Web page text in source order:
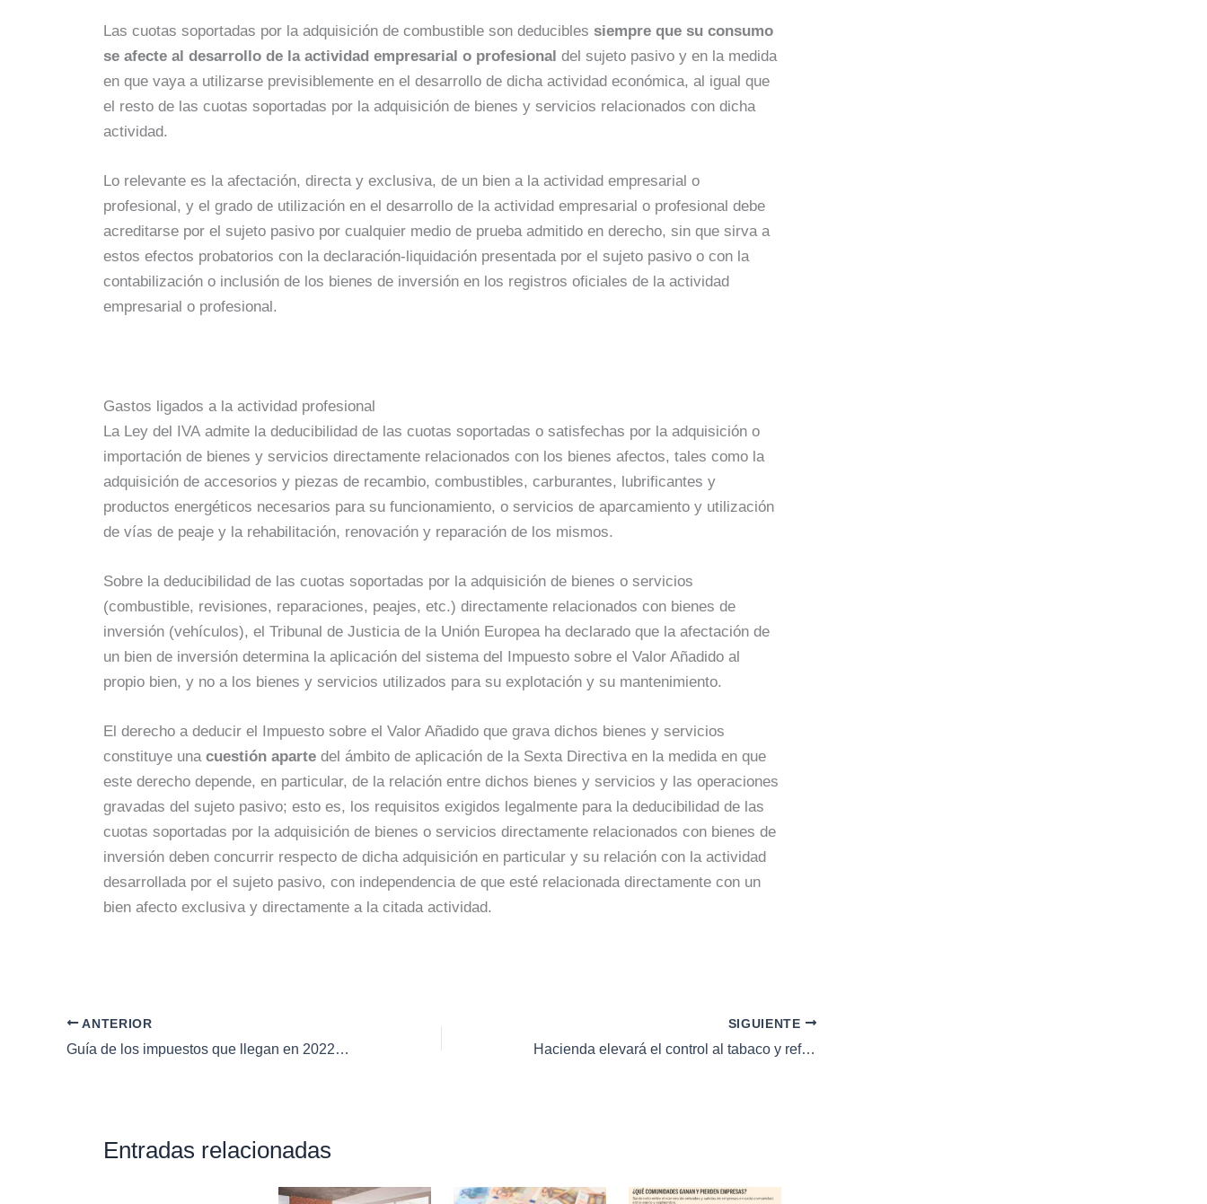
Las cuotas soportadas por la adquisición de combustible son deducibles siempre que su consumo
se afecte al desarrollo de la actividad empresarial o profesional del sujeto pasivo y en la medida
en que vaya a utilizarse previsiblemente en el desarrollo de dicha actividad económica, al igual que
el resto de las cuotas soportadas por la adquisición de bienes y servicios relacionados con dicha
actividad.
Lo relevante es la afectación, directa y exclusiva, de un bien a la actividad empresarial o
profesional, y el grado de utilización en el desarrollo de la actividad empresarial o profesional debe
acreditarse por el sujeto pasivo por cualquier medio de prueba admitido en derecho, sin que sirva a
estos efectos probatorios con la declaración-liquidación presentada por el sujeto pasivo o con la
contabilización o inclusión de los bienes de inversión en los registros oficiales de la actividad
empresarial o profesional.
Gastos ligados a la actividad profesional
La Ley del IVA admite la deducibilidad de las cuotas soportadas o satisfechas por la adquisición o
importación de bienes y servicios directamente relacionados con los bienes afectos, tales como la
adquisición de accesorios y piezas de recambio, combustibles, carburantes, lubrificantes y
productos energéticos necesarios para su funcionamiento, o servicios de aparcamiento y utilización
de vías de peaje y la rehabilitación, renovación y reparación de los mismos.
Sobre la deducibilidad de las cuotas soportadas por la adquisición de bienes o servicios
(combustible, revisiones, reparaciones, peajes, etc.) directamente relacionados con bienes de
inversión (vehículos), el Tribunal de Justicia de la Unión Europea ha declarado que la afectación de
un bien de inversión determina la aplicación del sistema del Impuesto sobre el Valor Añadido al
propio bien, y no a los bienes y servicios utilizados para su explotación y su mantenimiento.
El derecho a deducir el Impuesto sobre el Valor Añadido que grava dichos bienes y servicios
constituye unacuestión apartedel ámbito de aplicación de la Sexta Directiva en la medida en que
este derecho depende, en particular, de la relación entre dichos bienes y servicios y las operaciones
gravadas del sujeto pasivo; esto es, los requisitos exigidos legalmente para la deducibilidad de las
cuotas soportadas por la adquisición de bienes o servicios directamente relacionados con bienes de
inversión deben concurrir respecto de dicha adquisición en particular y su relación con la actividad
desarrollada por el sujeto pasivo, con independencia de que esté relacionada directamente con un
bien afecto exclusiva y directamente a la citada actividad.
ANTERIOR
Guía de los impuestos que llegan en 2022: criptomonedas, morosos o pagos en efectivo
SIGUIENTE
Hacienda elevará el control al tabaco y reforzará sus registros domiciliarios
Entradas relacionadas